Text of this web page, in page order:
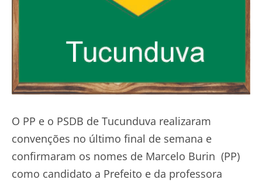
O PP e o PSDB de Tucunduva realizaram
convenções no último final de semana e
confirmaram os nomes de Marcelo Burin (PP)
como candidato a Prefeito e da professora